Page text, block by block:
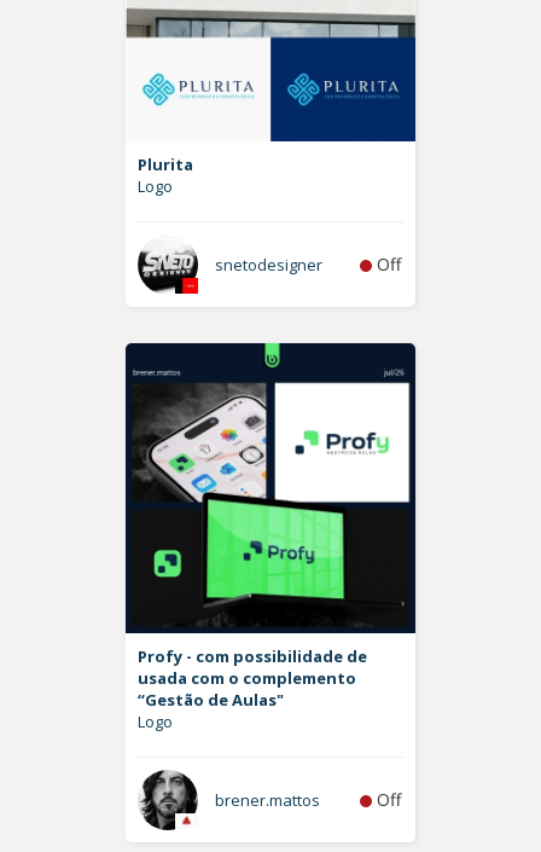
Plurita
Logo
snetodesigner Off
Profy - com possibilidade de
usada com o complemento
“Gestão de Aulas"
Logo
brener.mattos Off